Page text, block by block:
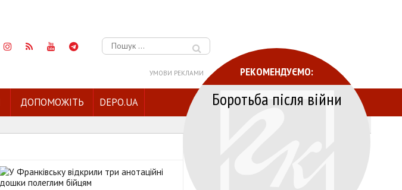
Пошук:
УМОВИ РЕКЛАМИ
ДОПОМОЖІТЬ DEPO.UA
РЕКОМЕНДУЄМО:
Боротьба після війни